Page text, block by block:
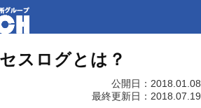
スログとは？
公開日： 2018.01.08
最終更新日： 2018.07.19